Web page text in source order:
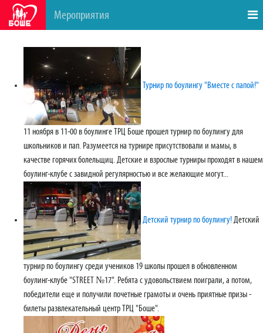
Мероприятия
Турнир по боулингу "Вместе с папой!"
11 ноября в 11-00 в боулинге ТРЦ Боше прошел турнир по боулингу для
школьников и пап. Разумеется на турнире присутствовали и мамы, в
качестве горячих болельщиц. Детские и взрослые турниры проходят в нашем
боулинг-клубе с завидной регулярностью и все желающие могут...
Детский турнир по боулингу!Детский
турнир по боулингу среди учеников 19 школы прошел в обновленном
боулинг-клубе "STREET №17". Ребята с удовольствием поиграли, а потом,
победители еще и получили почетные грамоты и очень приятные призы -
билеты развлекательный центр ТРЦ "Боше".